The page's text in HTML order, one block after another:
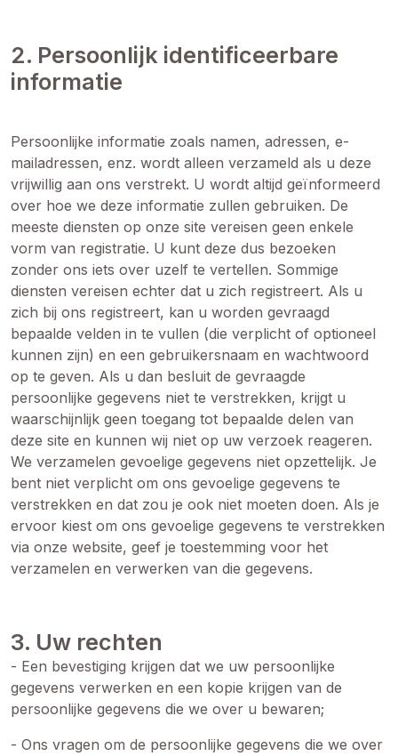
2. Persoonlijk identificeerbare
informatie
Persoonlijke informatie zoals namen, adressen, e-
mailadressen, enz. wordt alleen verzameld als u deze
vrijwillig aan ons verstrekt. U wordt altijd geïnformeerd
over hoe we deze informatie zullen gebruiken. De
meeste diensten op onze site vereisen geen enkele
vorm van registratie. U kunt deze dus bezoeken
zonder ons iets over uzelf te vertellen. Sommige
diensten vereisen echter dat u zich registreert. Als u
zich bij ons registreert, kan u worden gevraagd
bepaalde velden in te vullen (die verplicht of optioneel
kunnen zijn) en een gebruikersnaam en wachtwoord
op te geven. Als u dan besluit de gevraagde
persoonlijke gegevens niet te verstrekken, krijgt u
waarschijnlijk geen toegang tot bepaalde delen van
deze site en kunnen wij niet op uw verzoek reageren.
We verzamelen gevoelige gegevens niet opzettelijk. Je
bent niet verplicht om ons gevoelige gegevens te
verstrekken en dat zou je ook niet moeten doen. Als je
ervoor kiest om ons gevoelige gegevens te verstrekken
via onze website, geef je toestemming voor het
verzamelen en verwerken van die gegevens.
3. Uw rechten
- Een bevestiging krijgen dat we uw persoonlijke
gegevens verwerken en een kopie krijgen van de
persoonlijke gegevens die we over u bewaren;
- Ons vragen om de persoonlijke gegevens die we over